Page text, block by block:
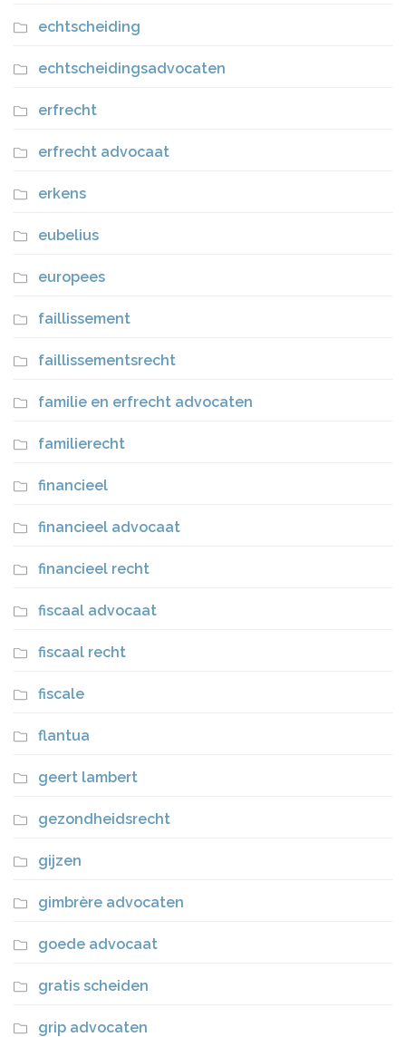
echtscheiding
echtscheidingsadvocaten
erfrecht
erfrecht advocaat
erkens
eubelius
europees
faillissement
faillissementsrecht
familie en erfrecht advocaten
familierecht
financieel
financieel advocaat
financieel recht
fiscaal advocaat
fiscaal recht
fiscale
flantua
geert lambert
gezondheidsrecht
gijzen
gimbrère advocaten
goede advocaat
gratis scheiden
grip advocaten